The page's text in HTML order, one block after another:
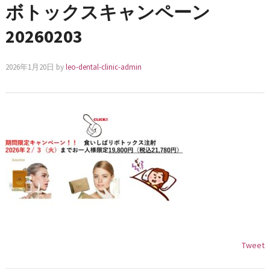
ボトックスキャンペーン
20260203
2026年1月20日 byleo-dental-clinic-admin
Tweet